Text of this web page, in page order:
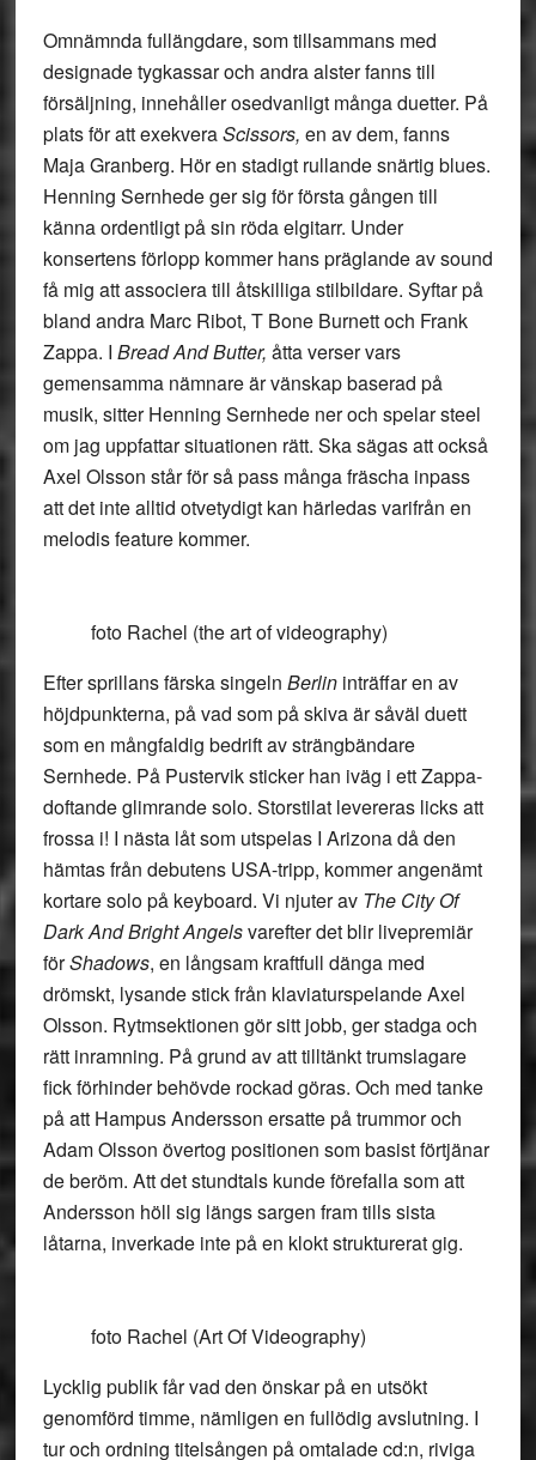
Omnämnda fullängdare, som tillsammans med
designade tygkassar och andra alster fanns till
försäljning, innehåller osedvanligt många duetter. På
plats för att exekveraScissors, en av dem, fanns
Maja Granberg. Hör en stadigt rullande snärtig blues.
Henning Sernhede ger sig för första gången till
känna ordentligt på sin röda elgitarr. Under
konsertens förlopp kommer hans präglande av sound
få mig att associera till åtskilliga stilbildare. Syftar på
bland andra Marc Ribot, T Bone Burnett och Frank
Zappa. I Bread And Butter, åtta verser vars
gemensamma nämnare är vänskap baserad på
musik, sitter Henning Sernhede ner och spelar steel
om jag uppfattar situationen rätt. Ska sägas att också
Axel Olsson står för så pass många fräscha inpass
att det inte alltid otvetydigt kan härledas varifrån en
melodis feature kommer.
foto Rachel (the art of videography)
Efter sprillans färska singeln Berlin inträffar en av
höjdpunkterna, på vad som på skiva är såväl duett
som en mångfaldig bedrift av strängbändare
Sernhede. På Pustervik sticker han iväg i ett Zappa-
doftande glimrande solo. Storstilat levereras licks att
frossa i! I nästa låt som utspelas I Arizona då den
hämtas från debutens USA-tripp, kommer angenämt
kortare solo på keyboard. Vi njuter av The City Of
Dark And Bright Angelsvarefter det blir livepremiär
förShadows, en långsam kraftfull dänga med
drömskt, lysande stick från klaviaturspelande Axel
Olsson. Rytmsektionen gör sitt jobb, ger stadga och
rätt inramning. På grund av att tilltänkt trumslagare
fick förhinder behövde rockad göras. Och med tanke
på att Hampus Andersson ersatte på trummor och
Adam Olsson övertog positionen som basist förtjänar
de beröm. Att det stundtals kunde förefalla som att
Andersson höll sig längs sargen fram tills sista
låtarna, inverkade inte på en klokt strukturerat gig.
foto Rachel (Art Of Videography)
Lycklig publik får vad den önskar på en utsökt
genomförd timme, nämligen en fullödig avslutning. I
tur och ordning titelsången på omtalade cd:n, riviga